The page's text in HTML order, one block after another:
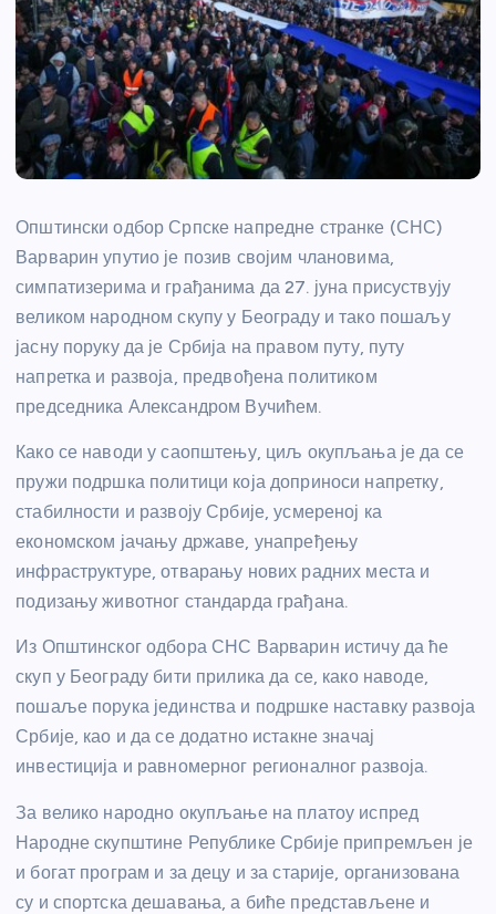
Општински одбор Српске напредне странке (СНС)
Варварин упутио је позив својим члановима,
симпатизерима и грађанима да 27. јуна присуствују
великом народном скупу у Београду и тако пошаљу
јасну поруку да је Србија на правом путу, путу
напретка и развоја, предвођена политиком
председника Александром Вучићем.
Како се наводи у саопштењу, циљ окупљања је да се
пружи подршка политици која доприноси напретку,
стабилности и развоју Србије, усмереној ка
економском јачању државе, унапређењу
инфраструктуре, отварању нових радних места и
подизању животног стандарда грађана.
Из Општинског одбора СНС Варварин истичу да ће
скуп у Београду бити прилика да се, како наводе,
пошаље порука јединства и подршке наставку развоја
Србије, као и да се додатно истакне значај
инвестиција и равномерног регионалног развоја.
За велико народно окупљање на платоу испред
Народне скупштине Републике Србије припремљен је
и богат програм и за децу и за старије, организована
су и спортска дешавања, а биће представљене и